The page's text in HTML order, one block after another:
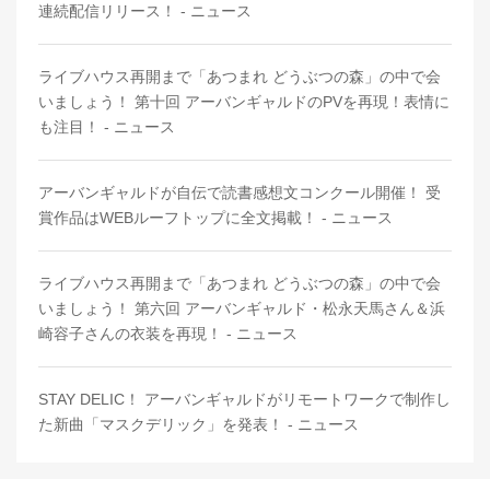
連続配信リリース！ - ニュース
ライブハウス再開まで「あつまれ どうぶつの森」の中で会
いましょう！ 第十回 アーバンギャルドのPVを再現！表情に
も注目！ - ニュース
アーバンギャルドが自伝で読書感想文コンクール開催！ 受
賞作品はWEBルーフトップに全文掲載！ - ニュース
ライブハウス再開まで「あつまれ どうぶつの森」の中で会
いましょう！ 第六回 アーバンギャルド・松永天馬さん＆浜
崎容子さんの衣装を再現！ - ニュース
STAY DELIC！ アーバンギャルドがリモートワークで制作し
た新曲「マスクデリック」を発表！ - ニュース